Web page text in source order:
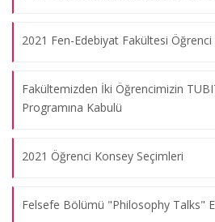
2021 Fen-Edebiyat Fakültesi
Fakültemizden İki Öğrencimizin
Programına Kabulü
2021 Öğrenci Konsey Seçimleri
Felsefe Bölümü "Philosophy Talks"